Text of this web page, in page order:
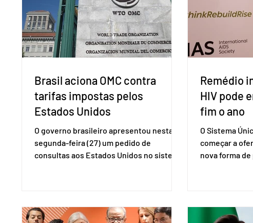
Brasil aciona OMC contra
tarifas impostas pelos
Estados Unidos
O governo brasileiro apresentou nesta
segunda-feira (27) um pedido de
consultas aos Estados Unidos no sistema
base na Seção 301 da Lei de Comércio de
Remédio
HIV pode
fim o ano
O Sistema
começar a
nova forma
e pode ser